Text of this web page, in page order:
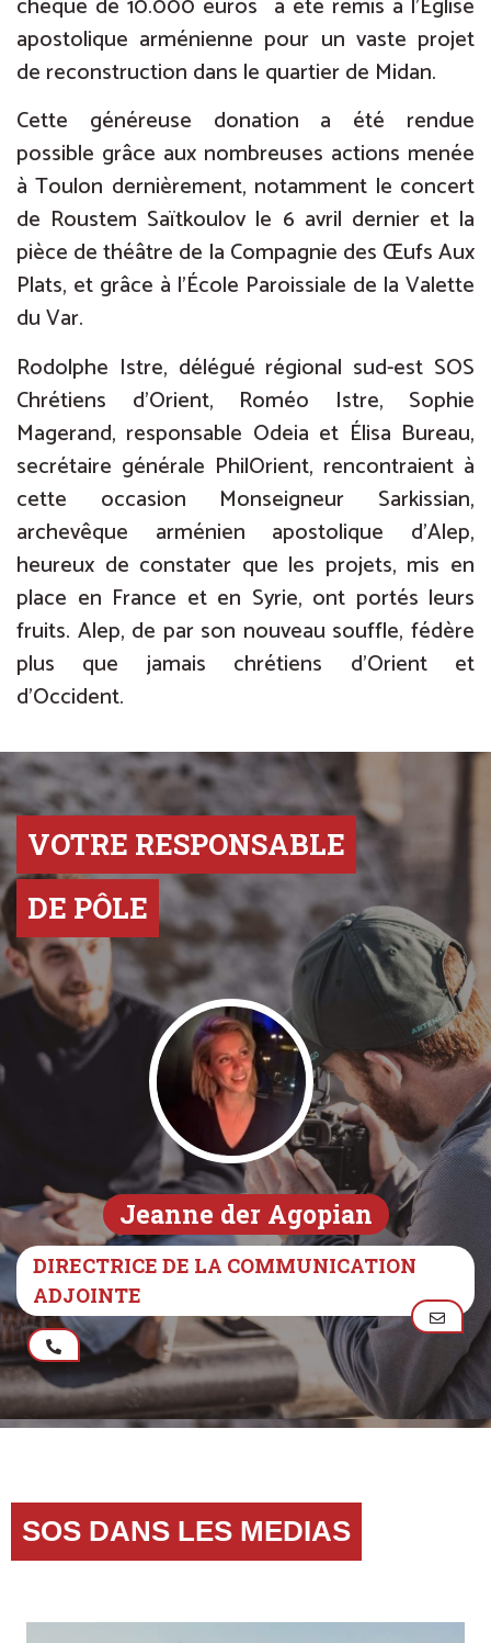
apostolique arménienne pour un vaste projet
de reconstruction dans le quartier de Midan.
Cette généreuse donation a été rendue
possible grâce aux nombreuses actions menée
à Toulon dernièrement, notamment le concert
de Roustem Saïtkoulov le 6 avril dernier et la
pièce de théâtre de la Compagnie des Œufs Aux
Plats, et grâce à l’École Paroissiale de la Valette
du Var.
Rodolphe Istre, délégué régional sud-est SOS
Chrétiens d’Orient, Roméo Istre, Sophie
Magerand, responsable Odeia et Élisa Bureau,
secrétaire générale PhilOrient, rencontraient à
cette occasion Monseigneur Sarkissian,
archevêque arménien apostolique d’Alep,
heureux de constater que les projets, mis en
place en France et en Syrie, ont portés leurs
fruits. Alep, de par son nouveau souffle, fédère
plus que jamais chrétiens d’Orient et
d’Occident.
VOTRE RESPONSABLE
DE PÔLE
Jeanne der Agopian
DIRECTRICE DE LA COMMUNICATION
ADJOINTE
SOS DANS LES MEDIAS